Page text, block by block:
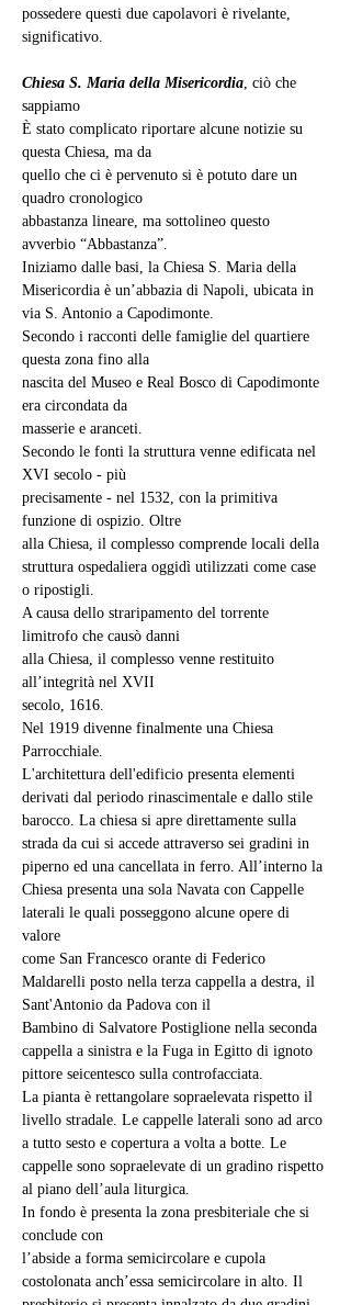
possedere questi due capolavori è rivelante,
significativo.
Chiesa S. Maria della Misericordia, ciò che
sappiamo
È stato complicato riportare alcune notizie su
questa Chiesa, ma da
quello che ci è pervenuto si è potuto dare un
quadro cronologico
abbastanza lineare, ma sottolineo questo
avverbio “Abbastanza”.
Iniziamo dalle basi, la Chiesa S. Maria della
Misericordia è un’abbazia di Napoli, ubicata in
via S. Antonio a Capodimonte.
Secondo i racconti delle famiglie del quartiere
questa zona fino alla
nascita del Museo e Real Bosco di Capodimonte
era circondata da
masserie e aranceti.
Secondo le fonti la struttura venne edificata nel
XVI secolo - più
precisamente - nel 1532, con la primitiva
funzione di ospizio. Oltre
alla Chiesa, il complesso comprende locali della
struttura ospedaliera oggidì utilizzati come case
o ripostigli.
A causa dello straripamento del torrente
limitrofo che causò danni
alla Chiesa, il complesso venne restituito
all’integrità nel XVII
secolo, 1616.
Nel 1919 divenne finalmente una Chiesa
Parrocchiale.
L'architettura dell'edificio presenta elementi
derivati dal periodo rinascimentale e dallo stile
barocco. La chiesa si apre direttamente sulla
strada da cui si accede attraverso sei gradini in
piperno ed una cancellata in ferro. All’interno la
Chiesa presenta una sola Navata con Cappelle
laterali le quali posseggono alcune opere di
valore
come San Francesco orante di Federico
Maldarelli posto nella terza cappella a destra, il
Sant'Antonio da Padova con il
Bambino di Salvatore Postiglione nella seconda
cappella a sinistra e la Fuga in Egitto di ignoto
pittore seicentesco sulla controfacciata.
La pianta è rettangolare sopraelevata rispetto il
livello stradale. Le cappelle laterali sono ad arco
a tutto sesto e copertura a volta a botte. Le
cappelle sono sopraelevate di un gradino rispetto
al piano dell’aula liturgica.
In fondo è presenta la zona presbiteriale che si
conclude con
l’abside a forma semicircolare e cupola
costolonata anch’essa semicircolare in alto. Il